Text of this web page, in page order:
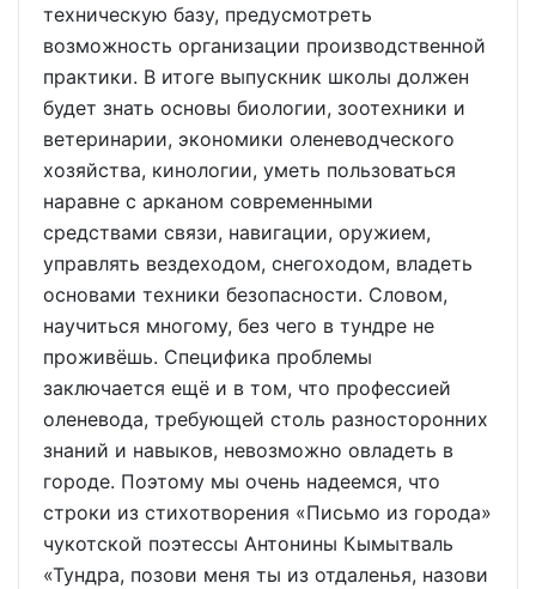
техническую базу, предусмотреть
возможность организации производственной
практики. В итоге выпускник школы должен
будет знать основы биологии, зоотехники и
ветеринарии, экономики оленеводческого
хозяйства, кинологии, уметь пользоваться
наравне с арканом современными
средствами связи, навигации, оружием,
управлять вездеходом, снегоходом, владеть
основами техники безопасности. Словом,
научиться многому, без чего в тундре не
проживёшь. Специфика проблемы
заключается ещё и в том, что профессией
оленевода, требующей столь разносторонних
знаний и навыков, невозможно овладеть в
городе. Поэтому мы очень надеемся, что
строки из стихотворения «Письмо из города»
чукотской поэтессы Антонины Кымытваль
«Тундра, позови меня ты из отдаленья, назови